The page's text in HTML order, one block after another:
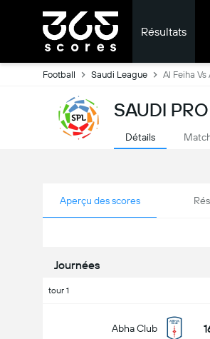
Résultats
Football Saudi League Al Feiha
SAUDI
Détails
Aperçu des scores
Journées
tour 1
Abha Club